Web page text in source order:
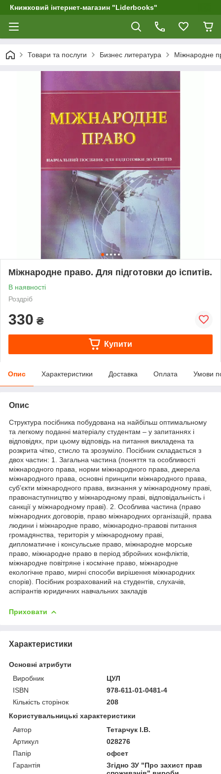
Книжковий інтернет-магазин "Liderbooks"
Товари та послуги Бизнес литература Міжнародне
Міжнародне право. Для підготовки до іспитів.
В наявності
Роздріб
330 ₴
Купити
Опис Характеристики Доставка Оплата Умови
Опис
Структура посібника побудована на найбільш оптимальному
та легкому поданні матеріалу студентам – у запитаннях і
відповідях, при цьому відповідь на питання викладена та
розкрита чітко, стисло та зрозуміло. Посібник складається з
двох частин: 1. Загальна частина (поняття та особливості
міжнародного права, норми міжнародного права, джерела
міжнародного права, основні принципи міжнародного права,
суб’єкти міжнародного права, визнання у міжнародному праві,
правонаступництво у міжнародному праві, відповідальність і
санкції у міжнародному праві). 2. Особлива частина (право
міжнародних договорів, право міжнародних організацій, права
людини і міжнародне право, міжнародно-правові питання
громадянства, територія у міжнародному праві,
дипломатичне і консульське право, міжнародне морське
право, міжнародне право в період збройних конфліктів,
міжнародне повітряне і космічне право, міжнародне
екологічне право, мирні способи вирішення міжнародних
спорів). Посібник розрахований на студентів, слухачів,
аспірантів юридичних навчальних закладів
Приховати
Характеристики
Основні атрибути
Виробник
ЦУЛ
ISBN
978-611-01-0481-4
Кількість сторінок
208
Користувальницькі характеристики
Автор
Тетарчук І.В.
Артикул
028276
Папір
офсет
Гарантія
Згідно ЗУ "Про захист прав